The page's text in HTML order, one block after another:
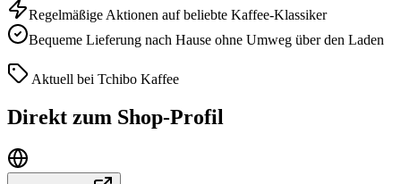
Regelmäßige Aktionen auf beliebte Kaffee-Klassiker
Bequeme Lieferung nach Hause ohne Umweg über den Laden
Aktuell bei Tchibo Kaffee
Direkt zum Shop-Profil